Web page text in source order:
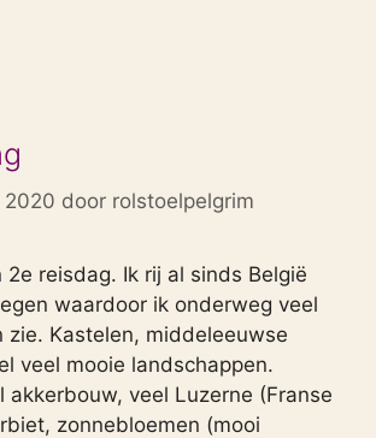
2020 door rolstoelpelgrim
2e reisdag. Ik rij al sinds België
waardoor ik onderweg veel
zie. Kastelen, middeleeuwse
veel mooie landschappen.
akkerbouw, veel Luzerne (Franse
zonnebloemen (mooi